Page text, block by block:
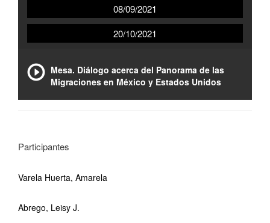
08/09/2021
20/10/2021
Mesa. Diálogo acerca del Panorama de las
Migraciones en México y Estados Unidos
Participantes
Varela Huerta, Amarela
Abrego, Leisy J.